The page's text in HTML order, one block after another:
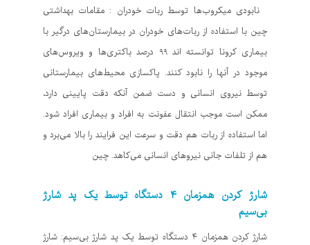
نابودی میکروب‌ها توسط ربات خودران : مقامات بهداشتی
چین با استفاده از ربات‌های خودران در بیمارستان‌های درگیر با
بیماری کرونا توانسته اند ۹۹ درصد باکتری‌ها و ویروس‌های
موجود در آنها را نابود کنند. پاکسازی محیط‌های بیمارستانی
توسط نیروی انسانی و دست ضمن آنکه دقت پایینی دارد،
ممکن است موجب انتقال عفونت به افراد و بیماری افراد شود.
اما استفاده از ربات هم دقت و سرعت این فرایند را بالا می‌برد و
هم از تلفات جانی نیروهای انسانی می‌کاهد. چین
شارژ کردن همزمان ۴ دستگاه توسط یک پد شارژ
بی‌سیم
شارژ کردن همزمان ۴ دستگاه توسط یک پد شارژ بی‌سیم: شارژ